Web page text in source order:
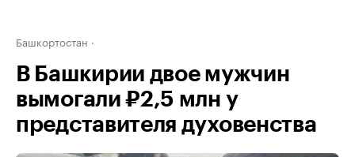
Башкортостан
В Башкирии двое мужчин
вымогали ₽2,5 млн у
представителя духовенства